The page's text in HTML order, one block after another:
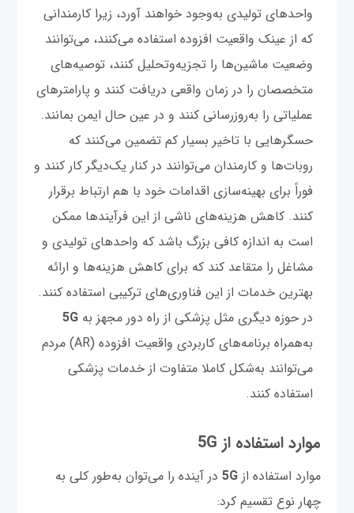
واحدهای تولیدی به‌وجود خواهند آورد، زیرا کارمندانی
که از عینک واقعیت‌ افزوده استفاده می‌کنند، می‌توانند
وضعیت ماشین‌ها را تجزیه‌وتحلیل کنند، توصیه‌های
متخصصان را در زمان واقعی دریافت کنند و پارامترهای
عملیاتی را به‌روزرسانی کنند و در عین حال ایمن بمانند.
حسگرهایی با تاخیر بسیار کم تضمین می‌کنند که
روبات‌ها و کارمندان می‌توانند در کنار یک‌دیگر کار کنند و
فوراً برای بهینه‌سازی اقدامات خود با هم ارتباط برقرار
کنند. کاهش هزینه‌های ناشی از این فرآیندها ممکن
است به اندازه کافی بزرگ باشد که واحدهای تولیدی و
مشاغل را متقاعد کند که برای کاهش هزینه‌ها و ارائه
بهترین خدمات از این فناوری‌های ترکیبی استفاده کنند.
در حوزه‌ دیگری مثل پزشکی از راه دور مجهز به5G
به‌همراه برنامه‌های کاربردی واقعیت افزوده (AR) مردم
می‌توانند به‌شکل کاملا متفاوت از خدمات پزشکی
استفاده کنند.
موارد استفاده از 5G
موارد استفاده از5G در آینده را می‌توان به‌طور کلی به‌
چهار نوع تقسیم کرد: